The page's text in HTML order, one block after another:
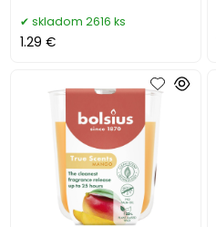
skladom 2616 ks
1.29 €